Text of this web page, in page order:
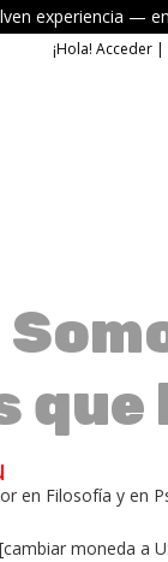
experiencia —
¡Hola! Acceder |
que
en Filosofía y en
[cambiar moneda a